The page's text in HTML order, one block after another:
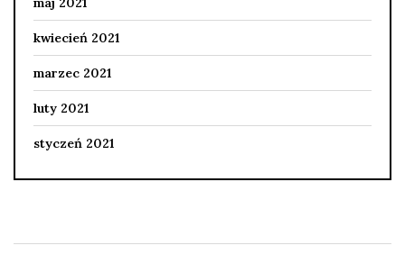
kwiecień 2021
marzec 2021
luty 2021
styczeń 2021